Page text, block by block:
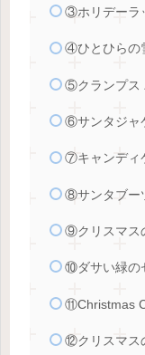
③ホリデーラ
④ひとひらの
⑤クランプス
⑥サンタジャ
⑦キャンディ
⑧サンタブー
⑨クリスマス
⑩ダサい緑の
⑪Christmas
⑫クリスマス